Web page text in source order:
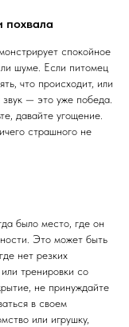
похвала
спокойное
шуме. Если питомец
что происходит, или
— это уже победа.
давайте угощение.
страшного не
было место, где он
Это может быть
нет резких
тренировки со
не принуждайте
в своем
или игрушку,